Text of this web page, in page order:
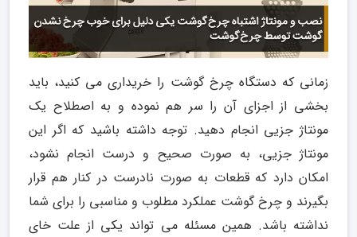
زمانی که دستگاه چرخ گوشت را خریداری می کنید، باید
بخشی از اجزای آن را سر هم نموده و به اصطلاح یک
مونتاژ جزیی انجام دهید. توجه داشته باشید که اگر این
مونتاژ جزیی، به صورت صحیح و درست انجام نشود،
امکان دارد که قطعات به صورت نادرست در کنار هم قرار
بگیرند و چرخ گوشت عملکرد مطلوب و مناسبی را برای شما
نداشته باشد. همین مسئله می تواند یکی از علت خای